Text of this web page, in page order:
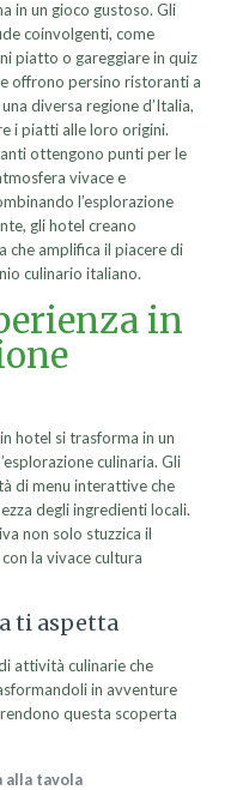
in un gioco gustoso. Gli
coinvolgenti, come
piatto o gareggiare in quiz
offrono persino ristoranti a
diversa regione d’Italia,
i piatti alle loro origini.
ottengono punti per le
vivace e
l’esplorazione
gli hotel creano
che amplifica il piacere di
culinario italiano.
in
hotel si trasforma in un
culinaria. Gli
di menu interattive che
degli ingredienti locali.
non solo stuzzica il
la vivace cultura
ti aspetta
attività culinarie che
in avventure
questa scoperta
alla tavola